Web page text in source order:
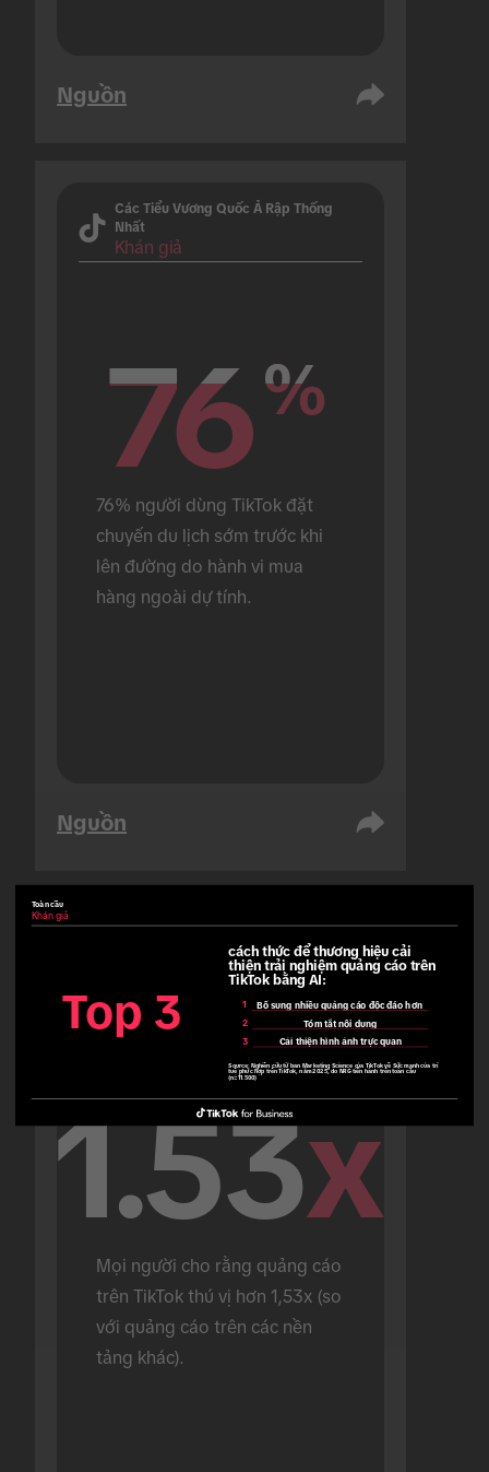
Nguồn
Các Tiểu Vương Quốc Ả Rập Thống
Nhất
Khán giả
76%
76%
76% người dùng TikTok đặt
chuyến du lịch sớm trước khi
lên đường do hành vi mua
hàng ngoài dự tính.
Nguồn
1.53x
Mọi người cho rằng quảng cáo
trên TikTok thú vị hơn 1,53x (so
với quảng cáo trên các nền
tảng khác).
Toàn cầu
Khán giả
Top 3
cách thức để thương hiệu cải
thiện trải nghiệm quảng cáo trên
TikTok bằng AI:
1 Bổ sung nhiều quảng cáo độc đáo hơn
2 Tóm tắt nội dung
3 Cải thiện hình ảnh trực quan
Source: Nghiên cứu từ ban Marketing Science của TikTok về Sức mạnh của trí
tuệ phức hợp trên TikTok, năm 2025, do NRG tiến hành trên toàn cầu
(n=11.500)